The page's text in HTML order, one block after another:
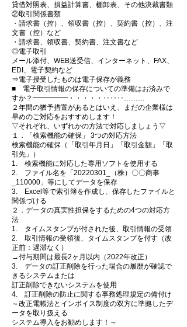
貸借対照表、損益計算書、棚卸表、その他決裁書類
②取引関係書類
・請求書（控）、領収書（控）、契約書（控）、注
文書（控）など
・請求書、領収書、契約書、注文書など
◎電子取引
メール添付、WEB送受信、インターネット、FAX、
EDI、電子契約など
⇒電子授受したものは電子保存が義務
■ 電子取引情報の保存についての準備はお済みで
すか？━━━━━・・・・・‥‥‥………
２年間の猶予措置があるとはいえ、まだの企業様は
早めのご対応をおすすめします！
▽それぞれ、いずれかの方法で対応しましょう▽
１．「検索機能の確保」 3つの対応方法
検索機能の確保（「取引年月日」「取引金額」「取
引先」）
1. 検索機能に対応した専用ソフトを使用する
2. ファイル名を「20220301_（株）〇〇商事
_110000」等にしてデータを保存
3. Excel等で索引簿を作成し、保存したファイルと
関係づける
２．データの真実性担保をするための4つの対応方
法
1. タイムスタンプが付された後、取引情報の受領
2. 取引情報の受領後、タイムスタンプを付す（改
正前：遅滞なく）
→付与期間は最長2ヶ月以内（2022年改正）
3. データの訂正削除を行った場合の履歴が確認で
きるシステムまたは
訂正削除できないシステムを使用
4. 訂正削除の防止に関する事務処理規定の備付け
～改正電帳法とインボイス制度の双方に準拠したデ
ータを取り扱える
システム導入をお勧めします！～